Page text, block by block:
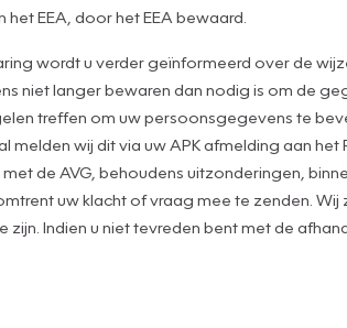
het EEA, door het EEA bewaard.
wordt u verder geïnformeerd over de
niet langer bewaren dan nodig is om de
treffen om uw persoonsgegevens te
melden wij dit via uw APK afmelding aan
de AVG, behoudens uitzonderingen,
uw klacht of vraag mee te zenden. Wij
zijn. Indien u niet tevreden bent met de